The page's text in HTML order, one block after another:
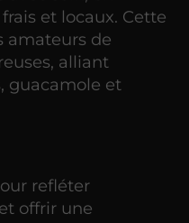
et locaux. Cette
amateurs de
alliant
guacamole et
refléter
et offrir une